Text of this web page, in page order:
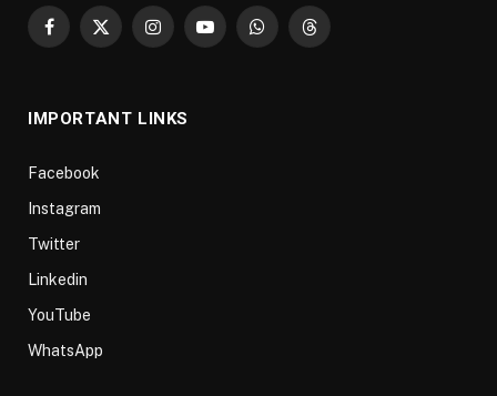
Facebook
X
InstagramYouTubeWhatsAppThreads
IMPORTANT LINKS
Facebook
Instagram
Twitter
Linkedin
YouTube
WhatsApp